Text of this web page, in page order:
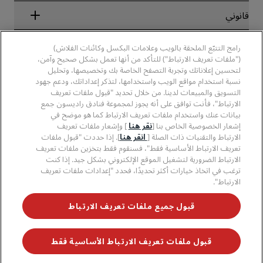
تطبيق فنادق راديسون
الفنادق المعتمدة في مجال الرياضة
فنادق مناسبة للعائلات
الصحة والسلامة
مجموعة فنادق راديسون
وسائل الإعلام
الوظائف، مجموعة فنادق PPHE
الوظائف في مجموعة فنادق EHL
The Club by RHG
فرص التنمية
الأعمال المسؤولة
المشتريات
قانوني
الإشعار القانوني
شروط برنامج Radisson Rewards وأحكامه
اتفاقية استخدام الموقع
سهولة التصفح الرقمي
بيان الرق ّ المعاصر
مساعدة
تنبيهات للمستهلكين
بيانات الاتصال
الأسئلة الشائعة
خريطة الموقع
وسائل التواصل الاجتماعي
علامات فنادق راديسون التجارية
لا تفوّت فرصة الحصول على أفضل عروضنا
جميع الحقوق محفوظة. مجموعة فنادق
راديسون (RHG)، وراديسون، وراديسون رِد، وراديسون بلو، وراديسون كوليكشن،
رامج التتبّع الملحقة بالويب وعلامات البكسل وكائنات الفلاش)
("ملفات تعريف الارتباط") للتأكد من أنها تعمل بشكل صحيح وآمن،
لتحسين إعلاناتك وتجربة التصفح الخاصة بك وتخصيصها، وتحليل
نسبة استخدام مواقع الويب واستخدامها، لتذكر إعداداتك، ودعم جهود
التسويق والمبيعات لدينا. من خلال تحديد "قبول ملفات تعريف
الارتباط"، فأنت توافق على أنه يجوز لمجموعة فنادق راديسون جمع
بيانات عنك واستخدام ملفات تعريف الارتباط كما هو موضح في
إشعار الخصوصية الخاص بنا [نقر هنا ] وإشعار ملفات تعريف
الارتباط والتقنيات ذات الصلة [ انقر هنا]. إذا حددت "قبول ملفات
تعريف الارتباط الأساسية فقط"، فسنقوم فقط بتخزين ملفات تعريف
الارتباط الضرورية لتشغيل الموقع الإلكتروني بشكل جيد. إذا كنت
ترغب في اتخاذ خيارات أكثر تحديدًا، فحدد "إعدادات ملفات تعريف
الارتباط".
قبول جميع ملفات تعريف الارتباط
قبول ملفات تعريف الارتباط الأساسية فقط